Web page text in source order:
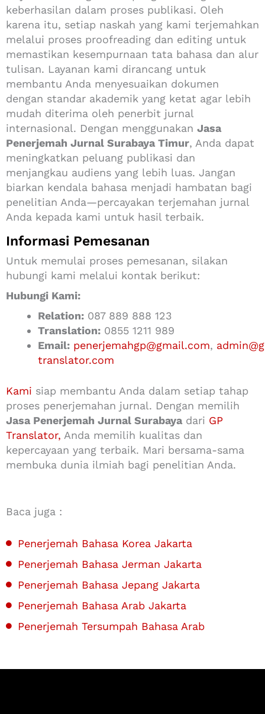
keberhasilan dalam proses publikasi. Oleh
karena itu, setiap naskah yang kami terjemahkan
melalui proses proofreading dan editing untuk
memastikan kesempurnaan tata bahasa dan alur
tulisan. Layanan kami dirancang untuk
membantu Anda menyesuaikan dokumen
dengan standar akademik yang ketat agar lebih
mudah diterima oleh penerbit jurnal
internasional. Dengan menggunakan Jasa
Penerjemah Jurnal Surabaya Timur, Anda dapat
meningkatkan peluang publikasi dan
menjangkau audiens yang lebih luas. Jangan
biarkan kendala bahasa menjadi hambatan bagi
penelitian Anda—percayakan terjemahan jurnal
Anda kepada kami untuk hasil terbaik.
Informasi Pemesanan
Untuk memulai proses pemesanan, silakan
hubungi kami melalui kontak berikut:
Hubungi Kami:
Relation: 087 889 888 123
Translation: 0855 1211 989
Email: penerjemahgp@gmail.com,
translator.com
Kami siap membantu Anda dalam setiap tahap
proses penerjemahan jurnal. Dengan memilih
Jasa Penerjemah Jurnal Surabayadari GP
Translator, Anda memilih kualitas dan
kepercayaan yang terbaik. Mari bersama-sama
membuka dunia ilmiah bagi penelitian Anda.
Baca juga :
Penerjemah Bahasa Korea Jakarta
Penerjemah Bahasa Jerman Jakarta
Penerjemah Bahasa Jepang Jakarta
Penerjemah Bahasa Arab Jakarta
Penerjemah Tersumpah Bahasa Arab